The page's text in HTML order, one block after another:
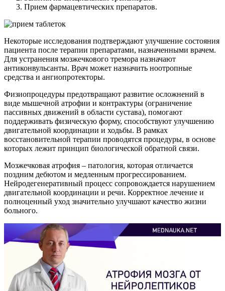
Прием фармацевтических препаратов.
Некоторые исследования подтверждают улучшение состояния
пациента после терапии препаратами, назначенными врачем.
Для устранения мозжечкового тремора назначают
антиконвульсанты. Врач может назначить ноотропные
средства и ангиопротекторы.
Физиопроцедуры предотвращают развитие осложнений в
виде мышечной атрофии и контрактуры (ограничение
пассивных движений в области сустава), помогают
поддерживать физическую форму, способствуют улучшению
двигательной координации и ходьбы. В рамках
восстановительной терапии проводятся процедуры, в основе
которых лежит принцип биологической обратной связи.
Мозжечковая атрофия – патология, которая отличается
поздним дебютом и медленным прогрессированием.
Нейродегенеративный процесс сопровождается нарушением
двигательной координации и речи. Корректное лечение и
полноценный уход значительно улучшают качество жизни
больного.